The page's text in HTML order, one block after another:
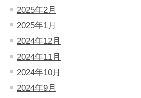
2025年2月
2025年1月
2024年12月
2024年11月
2024年10月
2024年9月